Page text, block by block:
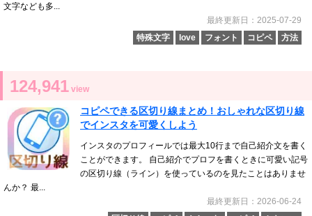
文字なども多...
最終更新日：2025-07-29
特殊文字
love フォント コピペ 方法
124,941 view
コピペできる区切り線まとめ！おしゃれな区切り線
でインスタを可愛くしよう
インスタのプロフィールでは最大10行まで自己紹介文を書く
ことができます。 自己紹介でプロフを書くときに可愛い記号
の区切り線（ライン）を使っているのを見たことはありませ
んか？ 最...
最終更新日：2026-06-24